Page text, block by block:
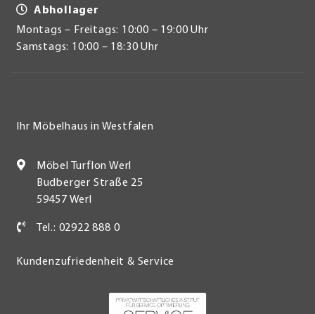
Abhollager
Montags – Freitags: 10:00 – 19:00 Uhr
Samstags: 10:00 – 18:30 Uhr
Ihr Möbelhaus in Westfalen
Möbel Turflon Werl
Budberger Straße 25
59457 Werl
Tel.: 02922 888 0
Kundenzufriedenheit & Service